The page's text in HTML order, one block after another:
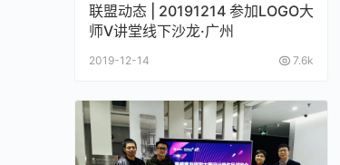
联盟动态 | 20191214 参加LOGO大
师V讲堂线下沙龙·广州
2019-12-14 7.6k